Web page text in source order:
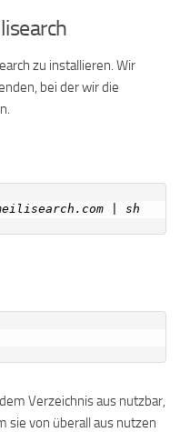
zu installieren. Wir
bei der wir die
Verzeichnis aus nutzbar,
sie von überall aus nutzen